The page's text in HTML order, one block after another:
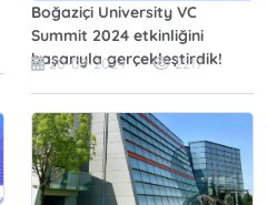
Boğaziçi University VC
Summit 2024 etkinliğini
başarıyla gerçekleştirdik!
20-08-2024 2217